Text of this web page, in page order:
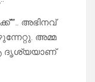
അഭിനവ്
അമ്മ
ദൃശ്യയാണ്